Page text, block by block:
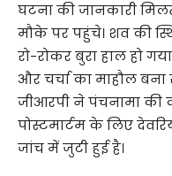
घटना की जानकारी
मौके पर पहुंचे। शव की
रो-रोकर बुरा हाल हो
और चर्चा का माहौल बना
जीआरपी ने पंचनामा की
पोस्टमार्टम के लिए
जांच में जुटी हुई है।